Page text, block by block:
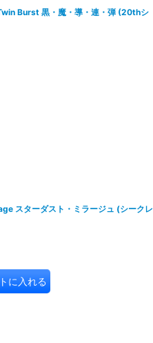
Burst 黒・魔・導・連・弾 (20thシ
スターダスト・ミラージュ (シークレ
に入れる